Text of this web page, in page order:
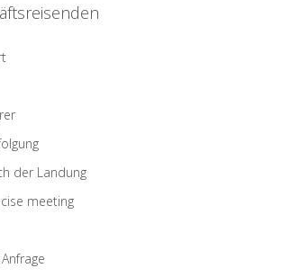
der Landung
meeting